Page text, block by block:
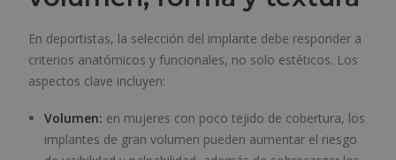
En deportistas, la selección del implante debe responder a
criterios anatómicos y funcionales, no solo estéticos. Los
aspectos clave incluyen:
Volumen: en mujeres con poco tejido de cobertura, los
implantes de gran volumen pueden aumentar el riesgo